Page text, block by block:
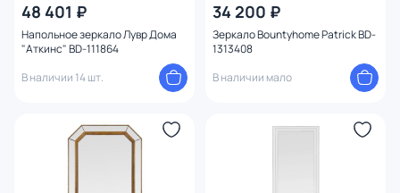
48 401 ₽
Напольное зеркало Лувр Дома
"Аткинс" BD-111864
В наличии 14 шт.
34 200 ₽
Зеркало Bountyhome Patrick BD-
1313408
В наличии мало